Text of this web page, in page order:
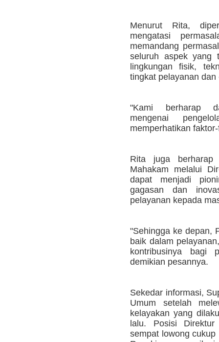
Menurut Rita,
mengatasi
memandang
seluruh aspek yang
lingkungan fisik,
tingkat pelayanan
"Kami berharap
mengenai
memperhatikan
Rita juga berharap
Mahakam melalui
dapat menjadi
gagasan dan
pelayanan kepada
"Sehingga ke depan,
baik dalam
kontribusinya bagi
demikian pesannya.
Sekedar informasi,
Umum setelah
kelayakan yang
lalu. Posisi
sempat lowong